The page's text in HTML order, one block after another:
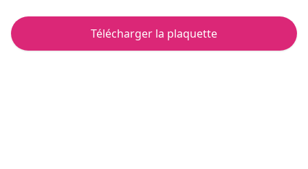
Télécharger la plaquette